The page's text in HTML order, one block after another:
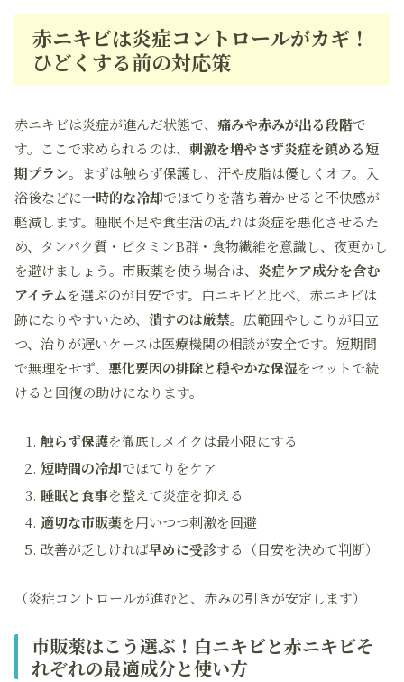
赤ニキビは炎症コントロールがカギ！
ひどくする前の対応策
赤ニキビは炎症が進んだ状態で、 痛みや赤みが出る段階で
す。ここで求められるのは、 刺激を増やさず炎症を鎮める短
期プラン。まずは触らず保護し、汗や皮脂は優しくオフ。入
浴後などに一時的な冷却でほてりを落ち着かせると不快感が
軽減します。睡眠不足や食生活の乱れは炎症を悪化させるた
め、タンパク質・ビタミンB群・食物繊維を意識し、夜更かし
を避けましょう。市販薬を使う場合は、 炎症ケア成分を含む
アイテムを選ぶのが目安です。白ニキビと比べ、赤ニキビは
跡になりやすいため、 潰すのは厳禁。広範囲やしこりが目立
つ、治りが遅いケースは医療機関の相談が安全です。短期間
で無理をせず、 悪化要因の排除と穏やかな保湿をセットで続
けると回復の助けになります。
触らず保護を徹底しメイクは最小限にする
短時間の冷却でほてりをケア
睡眠と食事を整えて炎症を抑える
適切な市販薬を用いつつ刺激を回避
改善が乏しければ早めに受診する（目安を決めて判断）
（炎症コントロールが進むと、赤みの引きが安定します）
市販薬はこう選ぶ！白ニキビと赤ニキビそ
れぞれの最適成分と使い方